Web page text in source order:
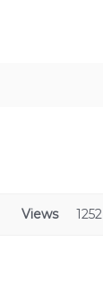
Views 1252